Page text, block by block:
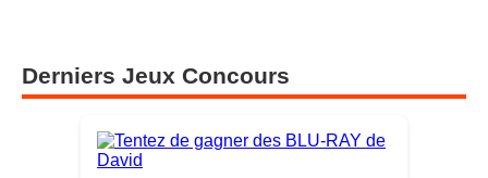
Derniers Jeux Concours